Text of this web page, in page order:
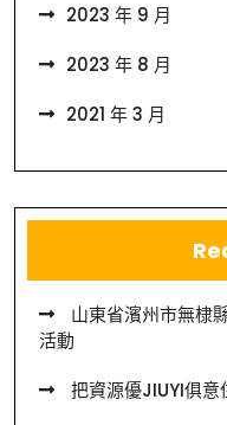
2023 年 9 月
2023 年 8 月
2021 年 3 月
山東省濱州市無棣
活動
把資源優JIUYI俱